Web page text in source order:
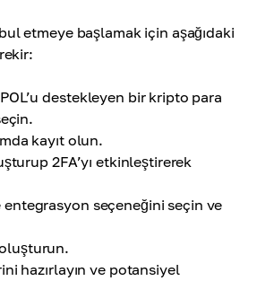
etmeye başlamak için aşağıdaki
destekleyen bir kripto para
kayıt olun.
2FA’yı etkinleştirerek
seçeneğini seçin ve
hazırlayın ve potansiyel